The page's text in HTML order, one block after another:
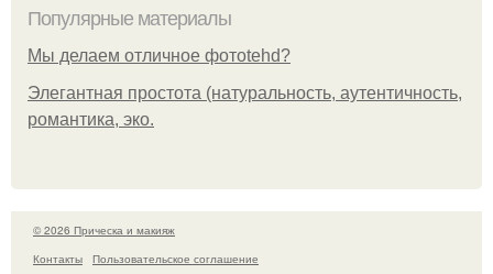
Популярные материалы
Мы делаем отличное фотоtehd?
Элегантная простота (натуральность, аутентичность,
романтика, эко.
© 2026 Прическа и макияж
Контакты
Пользовательское соглашение